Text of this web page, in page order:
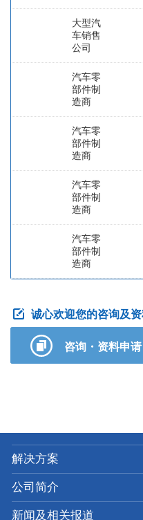
大型汽
车销售
公司
汽车零
部件制
造商
汽车零
部件制
造商
汽车零
部件制
造商
汽车零
部件制
造商
诚心欢迎您的咨询及
咨询・资料申请
解决方案
公司简介
新闻及相关报道